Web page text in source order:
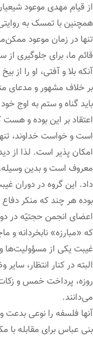
از قیام مهدی موعود
همچنین با تمسک به
تنها در زمان موعود
قائم ما، برای جلوگیری
آنکه بلا و آفتی، او را از
بر خلاف مشهور و مدعای
باید گناه و ستم به اوج
اعتقاد بر این بوده و
است و خواست خداوند،
امکان پذیر است. لذا از
معروف است و بدین
داد. این گروه در دوران
بوده هر چند که منکر
اعضای انجمن حجتیّه در
که «مبارزه» نابخردانه و
غیبت یکی از مسؤولیت‌ها
البته در کنار انتظار،
روزه، پرداخت خمس و زکات
می‌دانند.
آنها فلسفه را نوعی بدعت
بنی عباس برای مقابله با